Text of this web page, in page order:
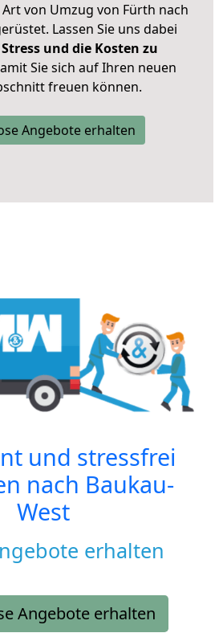
von Umzug von Fürth nach
Lassen Sie uns dabei
und die Kosten zu
Sie sich auf Ihren neuen
freuen können.
Angebote erhalten
und stressfrei
nach Baukau-
West
erhalten
Angebote erhalten